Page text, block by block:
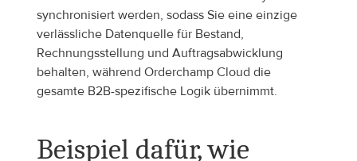
synchronisiert werden, sodass Sie eine einzige
verlässliche Datenquelle für Bestand,
Rechnungsstellung und Auftragsabwicklung
behalten, während Orderchamp Cloud die
gesamte B2B-spezifische Logik übernimmt.
Beispiel dafür, wie